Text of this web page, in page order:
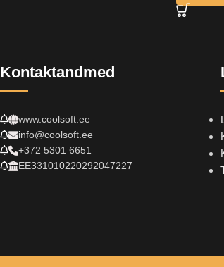
Kontaktandmed
www.coolsoft.ee
info@coolsoft.ee
+372 5301 6651
EE331010220292047227